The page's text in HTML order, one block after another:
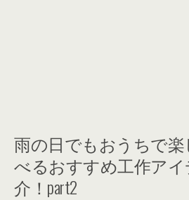
雨の日でもおうちで
べるおすすめ工作ア
介！part2